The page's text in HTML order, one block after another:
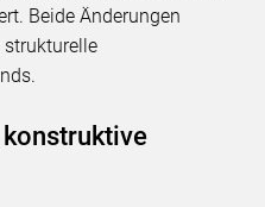
Beide Änderungen
konstruktive